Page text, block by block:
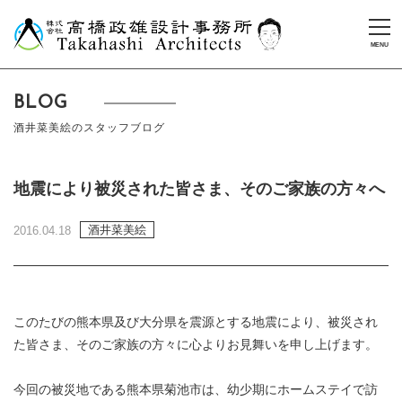
BLOG
酒井菜美絵のスタッフブログ
地震により被災された皆さま、そのご家族の方々へ
2016.04.18 酒井菜美絵
このたびの熊本県及び大分県を震源とする地震により、被災され
た皆さま、そのご家族の方々に心よりお見舞いを申し上げます。
今回の被災地である熊本県菊池市は、幼少期にホームステイで訪